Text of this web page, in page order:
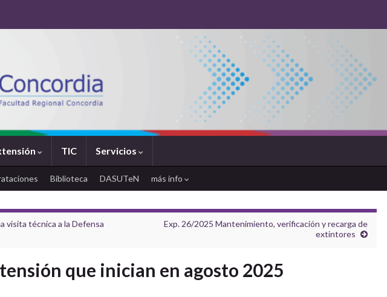
TIC Servicios
Biblioteca DASUTeN más info
visita técnica a la Defensa
Exp. 26/2025 Mantenimiento, verificación y recarga de
extintores
que inician en agosto 2025